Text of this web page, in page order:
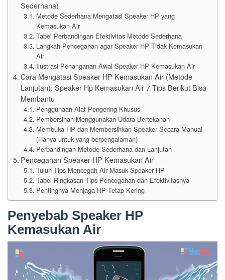
Sederhana)
Metode Sederhana Mengatasi Speaker HP yang
Kemasukan Air
Tabel Perbandingan Efektivitas Metode Sederhana
Langkah Pencegahan agar Speaker HP Tidak Kemasukan
Air
Ilustrasi Penanganan Awal Speaker HP Kemasukan Air
Cara Mengatasi Speaker HP Kemasukan Air (Metode
Lanjutan): Speaker Hp Kemasukan Air 7 Tips Berikut Bisa
Membantu
Penggunaan Alat Pengering Khusus
Pembersihan Menggunakan Udara Bertekanan
Membuka HP dan Membersihkan Speaker Secara Manual
(Hanya untuk yang berpengalaman)
Perbandingan Metode Sederhana dan Lanjutan
Pencegahan Speaker HP Kemasukan Air
Tujuh Tips Mencegah Air Masuk Speaker HP
Tabel Ringkasan Tips Pencegahan dan Efektivitasnya
Pentingnya Menjaga HP Tetap Kering
Penyebab Speaker HP
Kemasukan Air